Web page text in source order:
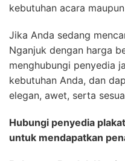
kebutuhan acara
Jika Anda sedang
Nganjuk dengan harga
menghubungi penyedia
kebutuhan Anda, dan
elegan, awet, serta
Hubungi penyedia
untuk mendapatkan